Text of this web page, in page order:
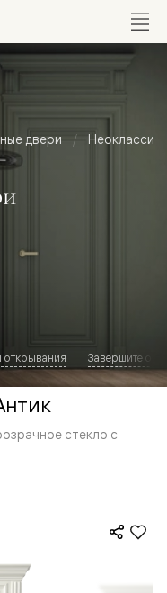
двери Неоклассика
открывания Завершите
стекло с